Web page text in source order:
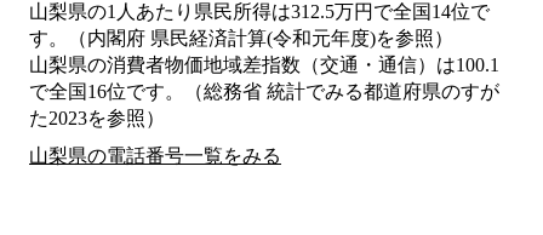
山梨県の1人あたり県民所得は312.5万円で全国14位で
す。（内閣府 県民経済計算(令和元年度)を参照）
山梨県の消費者物価地域差指数（交通・通信）は100.1
で全国16位です。（総務省 統計でみる都道府県のすが
た2023を参照）
山梨県の電話番号一覧をみる